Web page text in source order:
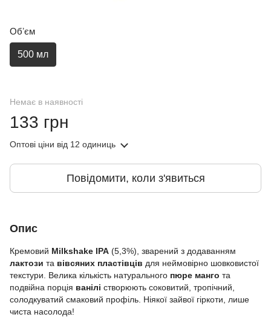
Обʼєм
500 мл
Немає в наявності
133 грн
Оптові ціни від 12 одиниць
Повідомити, коли з'явиться
Опис
Кремовий Milkshake IPA (5,3%), зварений з додаванням
лактози та вівсяних пластівців для неймовірно шовковистої
текстури. Велика кількість натурального пюре манго та
подвійна порція ванілі створюють соковитий, тропічний,
солодкуватий смаковий профіль. Ніякої зайвої гіркоти, лише
чиста насолода!